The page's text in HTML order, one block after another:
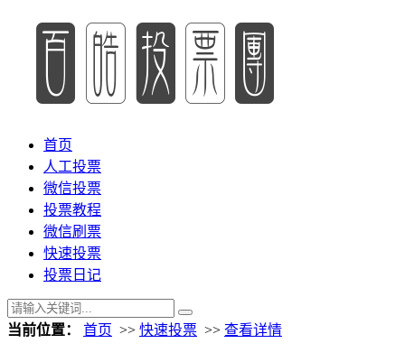
首页
人工投票
微信投票
投票教程
微信刷票
快速投票
投票日记
当前位置： 首页 >> 快速投票 >> 查看详情